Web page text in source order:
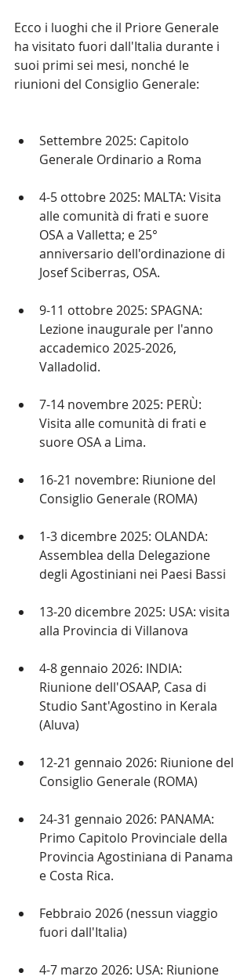
Ecco i luoghi che il Priore Generale
ha visitato fuori dall'Italia durante i
suoi primi sei mesi, nonché le
riunioni del Consiglio Generale:
Settembre 2025: Capitolo
Generale Ordinario a Roma
4-5 ottobre 2025: MALTA: Visita
alle comunità di frati e suore
OSA a Valletta; e 25°
anniversario dell'ordinazione di
Josef Sciberras, OSA.
9-11 ottobre 2025: SPAGNA:
Lezione inaugurale per l'anno
accademico 2025-2026,
Valladolid.
7-14 novembre 2025: PERÙ:
Visita alle comunità di frati e
suore OSA a Lima.
16-21 novembre: Riunione del
Consiglio Generale (ROMA)
1-3 dicembre 2025: OLANDA:
Assemblea della Delegazione
degli Agostiniani nei Paesi Bassi
13-20 dicembre 2025: USA: visita
alla Provincia di Villanova
4-8 gennaio 2026: INDIA:
Riunione dell'OSAAP, Casa di
Studio Sant'Agostino in Kerala
(Aluva)
12-21 gennaio 2026: Riunione del
Consiglio Generale (ROMA)
24-31 gennaio 2026: PANAMA:
Primo Capitolo Provinciale della
Provincia Agostiniana di Panama
e Costa Rica.
Febbraio 2026 (nessun viaggio
fuori dall'Italia)
4-7 marzo 2026: USA: Riunione